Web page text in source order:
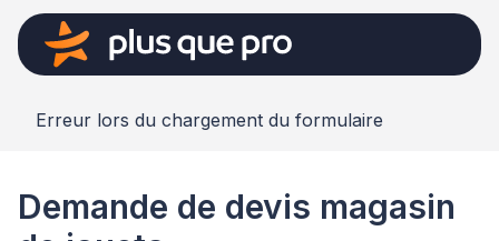
Erreur lors du chargement du formulaire
Demande de devis magasin